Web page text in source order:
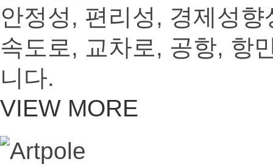
안정성, 편리성, 경제성
속도로, 교차로, 공항, 항
니다.
VIEW MORE